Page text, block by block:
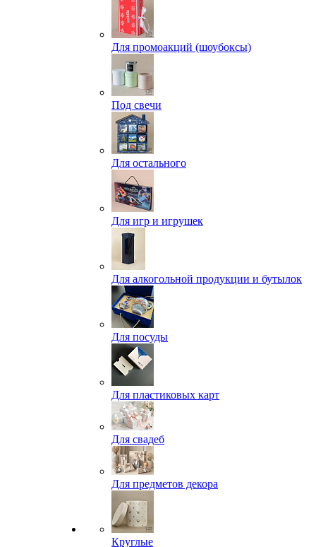
Для промоакций (шоубоксы)
Под свечи
Для остального
Для игр и игрушек
Для алкогольной продукции и бутылок
Для посуды
Для пластиковых карт
Для свадеб
Для предметов декора
Круглые